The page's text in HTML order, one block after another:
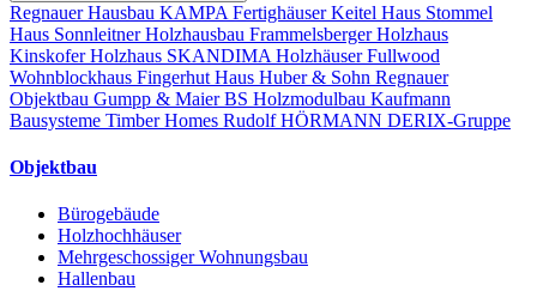
Regnauer Hausbau KAMPA FertighäuserKeitel Haus Stommel
Haus Sonnleitner Holzhausbau Frammelsberger Holzhaus
Kinskofer Holzhaus SKANDIMA HolzhäuserFullwood
Wohnblockhaus Fingerhut Haus Huber & Sohn Regnauer
Objektbau Gumpp & MaierBS Holzmodulbau Kaufmann
Bausysteme Timber Homes Rudolf HÖRMANN DERIX-Gruppe
Objektbau
Bürogebäude
Holzhochhäuser
Mehrgeschossiger Wohnungsbau
Hallenbau